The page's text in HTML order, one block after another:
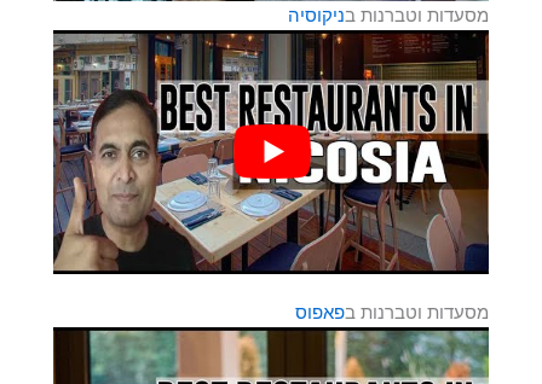
מסעדות וטברנות בניקוסיה
מסעדות וטברנות בפאפוס